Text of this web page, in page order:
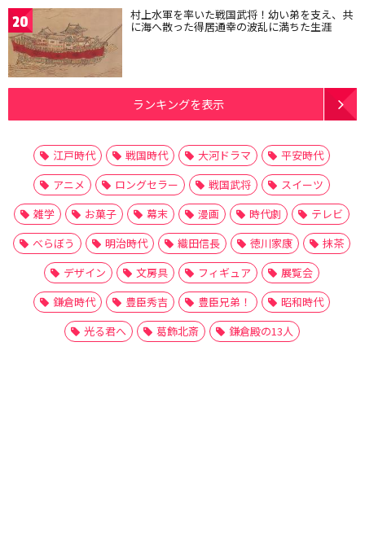
20 村上水軍を率いた戦国武将！幼い弟を支え、共
に海へ散った得居通幸の波乱に満ちた生涯
ランキングを表示
江戸時代 戦国時代 大河ドラマ
平安時代
アニメ
ロングセラー 戦国武将
スイーツ
雑学
お菓子 幕末 漫画 時代劇
テレビ
べらぼう
明治時代 織田信長 徳川家康
抹茶
デザイン
文房具 フィギュア
展覧会
鎌倉時代
豊臣秀吉 豊臣兄弟！
昭和時代
光る君へ
葛飾北斎 鎌倉殿の13人